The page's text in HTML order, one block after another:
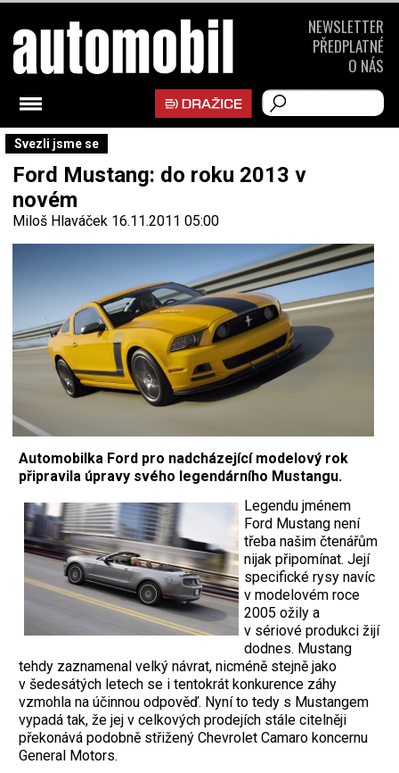
Svezli jsme se
Ford Mustang: do roku 2013 v
novém
Miloš Hlaváček 16.11.2011 05:00
Automobilka Ford pro nadcházející modelový rok
připravila úpravy svého legendárního Mustangu.
Legendu jménem
Ford Mustang není
třeba našim čtenářům
nijak připomínat. Její
specifické rysy navíc
v modelovém roce
2005 ožily a
v sériové produkci žijí
dodnes. Mustang
tehdy zaznamenal velký návrat, nicméně stejně jako
v šedesátých letech se i tentokrát konkurence záhy
vzmohla na účinnou odpověď. Nyní to tedy s Mustangem
vypadá tak, že jej v celkových prodejích stále citelněji
překonává podobně střižený Chevrolet Camaro koncernu
General Motors.
NEWSLETTER
PŘEDPLATNÉ
O NÁS